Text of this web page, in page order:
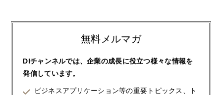
無料メルマガ
DIチャンネルでは、企業の成長に役立つ様々な情報を
発信しています。
ビジネスアプリケーション等の重要トピックス、ト